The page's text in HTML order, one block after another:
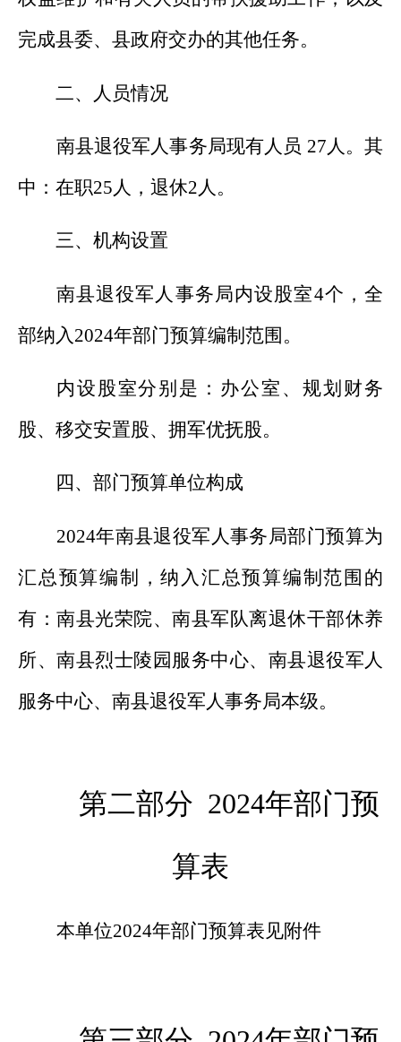
完成县委、县政府交办的其他任务。
二、人员情况
南县退役军人事务局现有人员 27人。其
中 ： 在职25人，退休2人 。
三、机构设置
南县退役军人事务 局内设股室4个，全
部纳入 2024年部门预算编制范围。
内设股室分别是： 办公室、规划财务
股、移交安置股、拥军优抚股。
四、部门预算单位构成
2024年南县退役军人事务 局部门预算为
汇总预算编制，纳入汇总预算编制范围的
有： 南县光荣院、南县军队离退休干部休养
所、南县烈士陵园服务中心、南县退役军人
服务中心、 南县退役军人事务局本级。
第二部分 2024年部门预
算表
本单位2024年部门预算表见附件